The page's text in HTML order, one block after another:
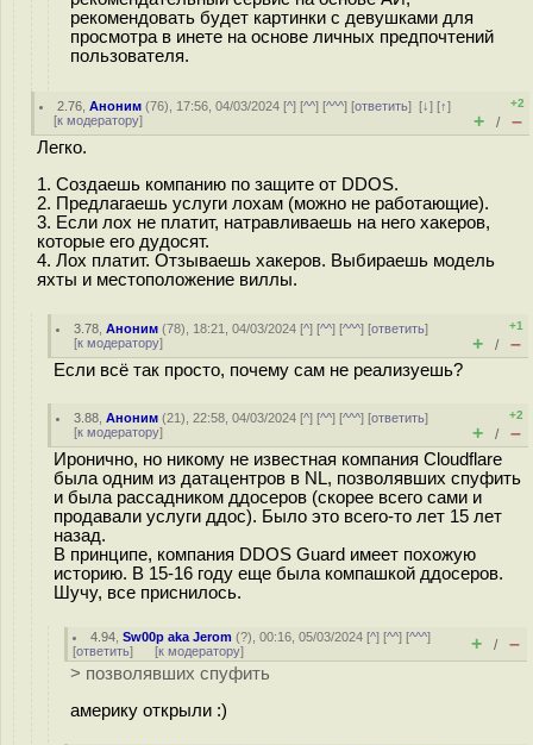
рекомендовать будет картинки с девушками для
просмотра в инете на основе личных предпочтений
пользователя.
2.76 ,Аноним (76), 17:56, 04/03/2024 [^] [^^] [^^^] [ответить][↓] [↑]
[к модератору]
+2
+ / –
Легко.
1. Создаешь компанию по защите от DDOS.
2. Предлагаешь услуги лохам (можно не работающие).
3. Если лох не платит, натравливаешь на него хакеров,
которые его дудосят.
4. Лох платит. Отзываешь хакеров. Выбираешь модель
яхты и местоположение виллы.
3.78 ,Аноним (78), 18:21, 04/03/2024 [^] [^^] [^^^] [ответить]
[к модератору]
+1
+ / –
Если всё так просто, почему сам не реализуешь?
3.88 ,Аноним (21), 22:58, 04/03/2024 [^] [^^] [^^^] [ответить]
[к модератору]
+2
+ / –
Иронично, но никому не известная компания Cloudflare
была одним из датацентров в NL, позволявших спуфить
и была рассадником ддосеров (скорее всего сами и
продавали услуги ддос). Было это всего-то лет 15 лет
назад.
В принципе, компания DDOS Guard имеет похожую
историю. В 15-16 году еще была компашкой ддосеров.
Шучу, все приснилось.
4.94 ,Sw00p aka Jerom (?), 00:16, 05/03/2024 [^] [^^] [^^^]
[ответить] [к модератору] + / –
> позволявших спуфить
америку открыли :)